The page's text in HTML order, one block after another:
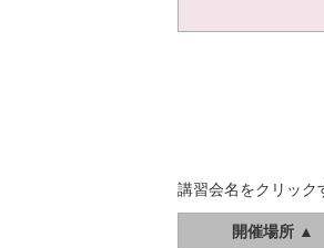
講習会名をクリック
開催場所 ▲